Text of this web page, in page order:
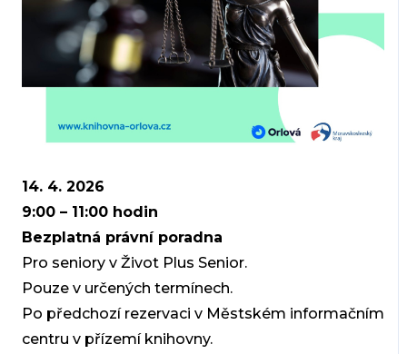
14. 4. 2026
9:00 – 11:00 hodin
Bezplatná právní poradna
Pro seniory v Život Plus Senior.
Pouze v určených termínech.
Po předchozí rezervaci v Městském informačním
centru v přízemí knihovny.